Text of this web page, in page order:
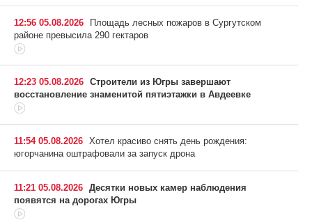
12:56 05.08.2026
Площадь лесных пожаров в Сургутском
районе превысила 290 гектаров
12:23 05.08.2026 Строители из Югры завершают
восстановление знаменитой пятиэтажки в Авдеевке
11:54 05.08.2026 Хотел красиво снять день рождения:
югорчанина оштрафовали за запуск дрона
11:21 05.08.2026 Десятки новых камер наблюдения
появятся на дорогах Югры